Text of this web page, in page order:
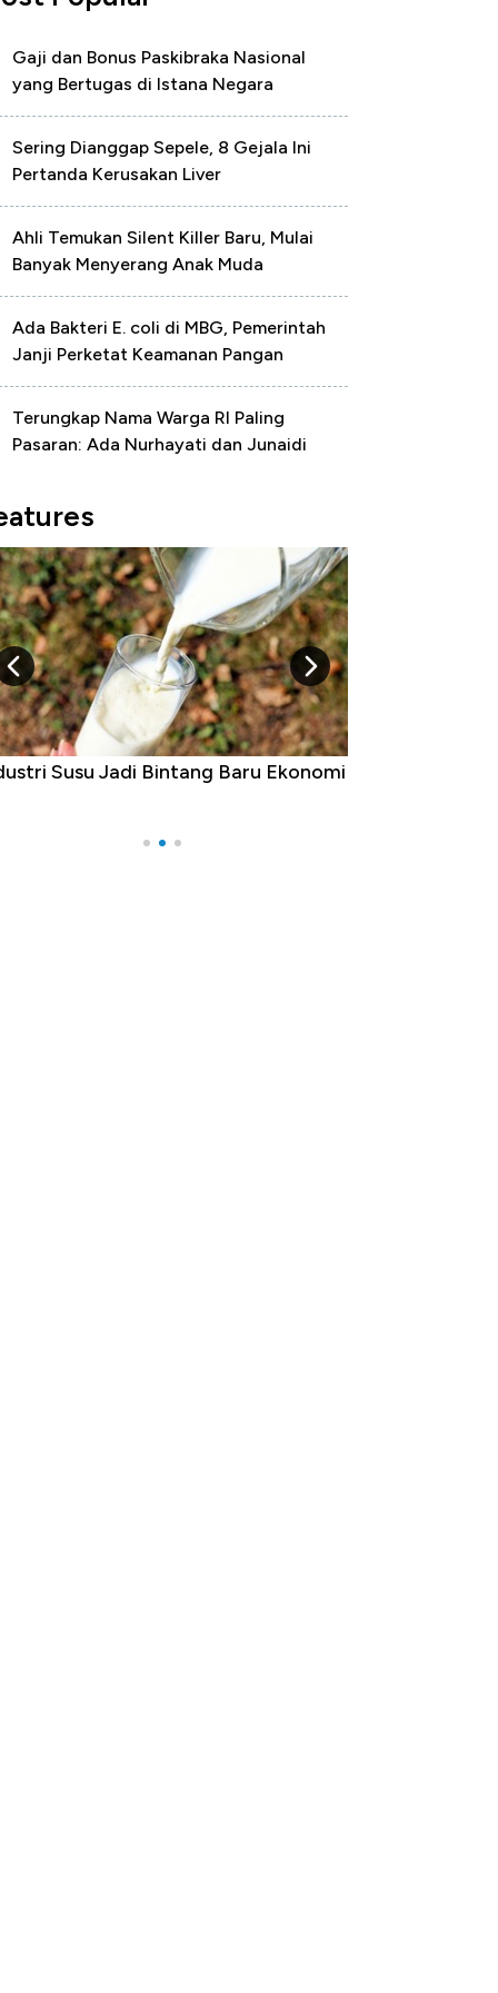
Gaji dan Bonus Paskibraka Nasional
yang Bertugas di Istana Negara
Sering Dianggap Sepele, 8 Gejala Ini
Pertanda Kerusakan Liver
Ahli Temukan Silent Killer Baru, Mulai
Banyak Menyerang Anak Muda
Ada Bakteri E. coli di MBG, Pemerintah
Janji Perketat Keamanan Pangan
Terungkap Nama Warga RI Paling
Pasaran: Ada Nurhayati dan Junaidi
Susu Jadi Bintang Baru Ekonomi